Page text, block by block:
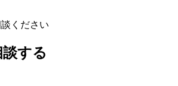
ください
する